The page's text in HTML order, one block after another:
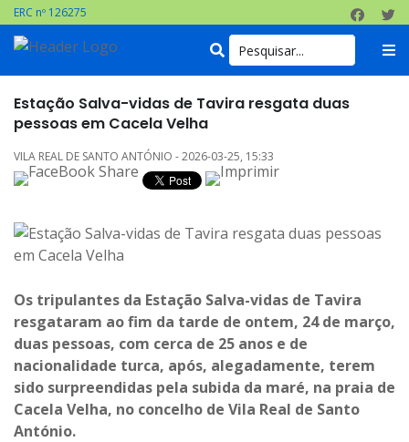
ERC nº 126275
Estação Salva-vidas de Tavira resgata duas
pessoas em Cacela Velha
VILA REAL DE SANTO ANTÓNIO - 2026-03-25, 15:33
Os tripulantes da Estação Salva-vidas de Tavira
resgataram ao fim da tarde de ontem, 24 de março,
duas pessoas, com cerca de 25 anos e de
nacionalidade turca, após, alegadamente, terem
sido surpreendidas pela subida da maré, na praia de
Cacela Velha, no concelho de Vila Real de Santo
António.